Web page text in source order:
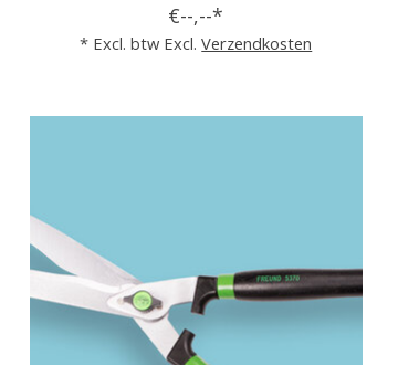
€--,--*
* Excl. btw Excl.Verzendkosten